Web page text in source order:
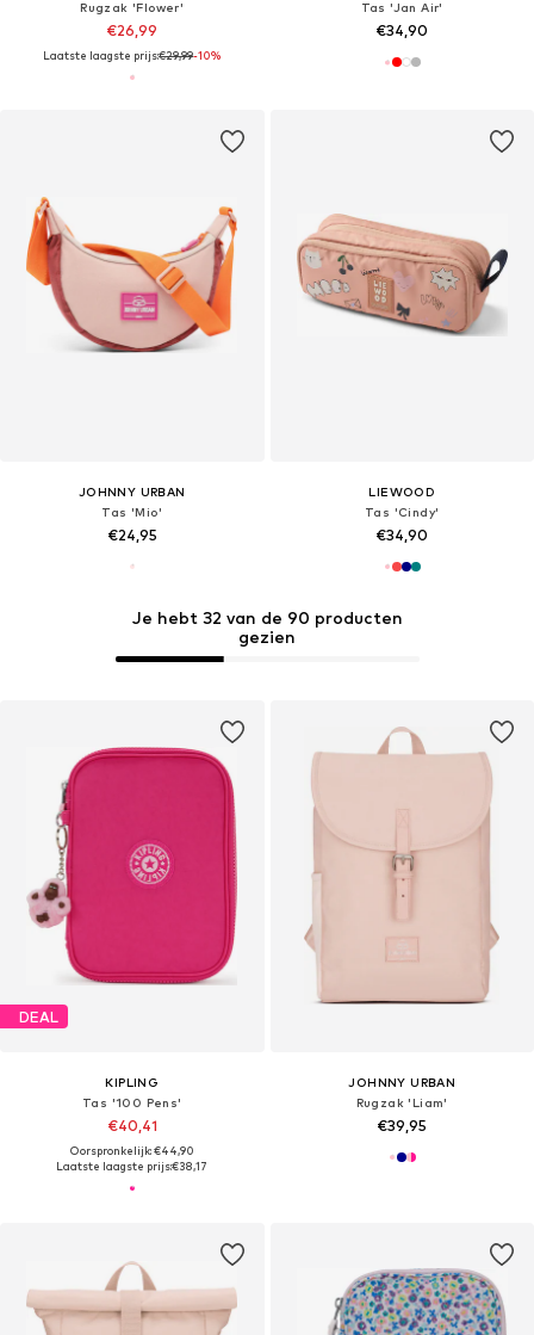
Rugzak 'Flower'
€26,99
Laatste laagste prijs:€29,99-10%
Tas 'Jan Air'
€34,90
JOHNNY URBAN
Tas 'Mio'
€24,95
LIEWOOD
Tas 'Cindy'
€34,90
DEAL
KIPLING
Tas '100 Pens'
€40,41
Oorspronkelijk: €44,90
Laatste laagste prijs:€38,17
Je hebt 32 van de 90 producten
gezien
JOHNNY URBAN
Rugzak 'Liam'
€39,95